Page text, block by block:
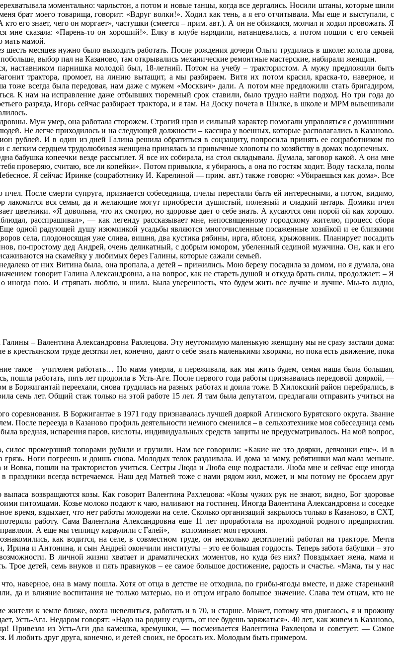
моментально: чарльстон, а потом и новые танцы, когда все дергались. Носили штаны, которые шили
брат моего товарища, говорит: «Вдруг волки!». Ходил как тень, а я его отчитывала. Мы еще и выступали, с
его знает, чего он моргает», частушки (смеется – прим. авт.). А он не обижался, молчал и ходил провожать. Я
мне сказала: «Парень-то он хороший!». Елку в клубе нарядили, натанцевались, а потом пошли с его семьей
мать мамой.
шесть месяцев нужно было выходить работать. После рождения дочери Ольги трудилась в школе: колола дрова,
побольше, выбор пал на Казаново, там открывались механические ремонтные мастерские, набирали женщин.
наставником парнишка молодой был, 18-летний. Потом на учебу – трактористом. А мужу предложили быть
трактора, промоет, на линию вытащит, а мы разбираем. Витя их потом красил, краска-то, наверное, и
всегда была передовая, нам даже с мужем «Москвич» дали. А потом мне предложили стать бригадиром,
К нам на исправление даже отбывших тюремный срок ставили, было трудно найти подход. Но три года до
разряда, Игорь сейчас разбирает трактора, и я там. На Доску почета в Шилке, в школе и МРМ вывешивали
Муж умер, она работала сторожем. Строгий нрав и сильный характер помогали управляться с домашними
Не легче приходилось и на следующей должности – кассира у военных, которые располагались в Казаново.
рублей. И в один из дней Галина решила обратиться в соцзащиту, попросила принять ее соцработником по
легким сердцем трудолюбивая женщина принялась за привычные хлопоты по хозяйству в домах подопечных.
копеечки везде рассыплет. Я все их собирала, на стол складывала. Думала, заговор какой. А она мне
проверяю, считаю, все ли копейки». Потом привыкла, я убираюсь, а она по гостям ходит. Воду таскала, полы
Я сейчас Иринке (соцработнику И. Карелиной — прим. авт.) также говорю: «Убираешься как дома». Все
После смерти супруга, признается собеседница, пчелы перестали быть ей интересными, а потом, видимо,
лакомится вся семья, да и желающие могут приобрести душистый, полезный и сладкий янтарь. Домики пчел
цветники. «Я довольна, что их смотрю, но здоровье дает о себе знать. А кусаются они порой ой как хорошо.
расспрашивал», — как легенду рассказывает мне, непосвященному городскому жителю, процесс сбора
одной радующей душу изюминкой усадьбы являются многочисленные посаженные хозяйкой и ее близкими
села, плодоносящая уже слива, вишня, два кустика рябины, ирга, яблоня, крыжовник. Планирует посадить
по-простому дед Андрей, очень деликатный, с добрым юмором, убеленный сединой мужчина. Он, как и его
на скамейку у любимых берез Галины, которые сажали семьей.
от них Витина была, она пропала, а детей – прижились. Мою березу посадила за домом, но я думала, она
говорит Галина Александровна, а на вопрос, как не стареть душой и откуда брать силы, продолжает: – Я
иногда пою. И стряпать люблю, и шила. Была уверенность, что будем жить все лучше и лучше. Мы-то ладно,
Галины – Валентина Александровна Рахлецова. Эту неутомимую маленькую женщину мы не сразу застали дома:
труде десятки лет, конечно, дают о себе знать маленькими хворями, но пока есть движение, пока
такое – учителем работать… Но мама умерла, я переживала, как мы жить будем, семья наша была большая,
работать, пять лет продоила в Усть-Аге. После первого года работы признавалась передовой дояркой, —
Боржигантай переехали, снова трудилась на разных работах и доила тоже. В Хилокский район перебрались, в
семь лет. Общий стаж только на этой работе 15 лет. Я там была депутатом, предлагали отправить учиться на
соревнования. В Боржигантае в 1971 году признавалась лучшей дояркой Агинского Бурятского округа. Звание
После переезда в Казаново профиль деятельности немного сменился – в сельхозтехнике моя собеседница семь
вредная, испарения паров, кислоты, индивидуальных средств защиты не предусматривалось. На мой вопрос,
промерзший топорами рубили и грузили. Нам все говорили: «Какие же это доярки, девчонки еще». И в
Ноги погреешь и доишь снова. Молодых телок раздаивала. И дома за маму, ребятишки мал мала меньше.
Вовка, пошли на трактористов учиться. Сестры Люда и Люба еще подрастали. Люба мне и сейчас еще иногда
всегда встречаемся. Наш дед Матвей тоже с нами рядом жил, может, и мы потому не бросаем друг
возвращаются козы. Как говорит Валентина Рахлецова: «Козы чужих рук не знают, видно, Бог здоровье
питомцами. Козье молоко подают к чаю, наливают на гостинец. Иногда Валентина Александровна и соседке
время, вздыхает, что нет работы молодежи на селе. Сколько организаций закрылось только в Казаново, в СХТ,
работу. Сама Валентина Александровна еще 11 лет проработала на проходной родного предприятия.
А еще мы теплицу караулили с Галей», — вспоминает моя героиня.
как водится, на селе, в совместном труде, он несколько десятилетий работал на тракторе. Мечта
и Антонина, и сын Андрей окончили институты – это ее большая гордость. Теперь забота бабушки – это
В личной жизни хватает и драматических моментов, но куда без них? Повздыхает жена, мама и
Трое детей, семь внуков и пять правнуков – ее самое большое достижение, радость и счастье. «Мама, ты у нас
наверное, она в маму пошла. Хотя от отца в детстве не отходила, по грибы-ягоды вместе, и даже старенький
да и влияние воспитания не только матерью, но и отцом играло большое значение. Слава тем отцам, кто не
жители к земле ближе, охота шевелиться, работать и в 70, и старше. Может, потому что двигаюсь, я и проживу
Усть-Ага. Недаром говорят: «Надо на родину ездить, от нее будешь заряжаться». 40 лет, как живем в Казаново,
Привезла из Усть-Аги два камешка, кремушки, — посмеивается Валентина Рахлецова и советует: — Самое
И любить друг друга, конечно, и детей своих, не бросать их. Молодым быть примером.